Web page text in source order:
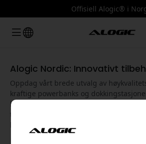
Offisiell Alogic® i
Alogic Nordic: Innovativt
Oppdag vårt brede utvalg av
kraftige powerbanks og
holdere for bærbare datamaskiner og
tilbyr smarte løsninger som forbedrer
brukeropplevelsen til enhetene dine.
🎉 Din